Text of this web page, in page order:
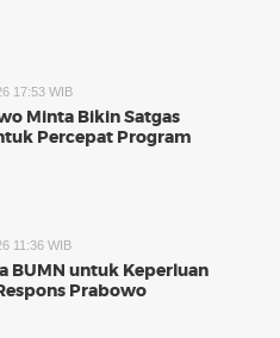
17:53 WIB
Minta Bikin Satgas
Percepat Program
11:36 WIB
BUMN untuk Keperluan
Prabowo